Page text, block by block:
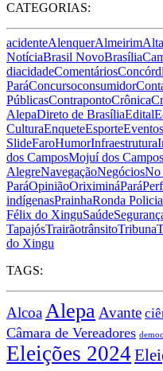
CATEGORIAS:
acidenteAlenquerAlmeirim
NotíciaBrasil NovoBrasília
diacidadeComentários
ParáConcursoconsumidor
PúblicasContrapontoCrônica
AlepaDireto de BrasíliaEdital
CulturaEnqueteEsporteEventos
SlideFaroHumorInfraestrutura
dos CamposMojuí dos Campos
AlegreNavegaçãoNegóciosNo
ParáOpiniãoOriximináPará
indígenasPrainhaRonda
Félix do XinguSaúde
TapajósTrairãotrânsitoTribuna
do Xingu
TAGS:
AlcoaAlepa Avante
Câmara de Vereadores
Eleições 2024